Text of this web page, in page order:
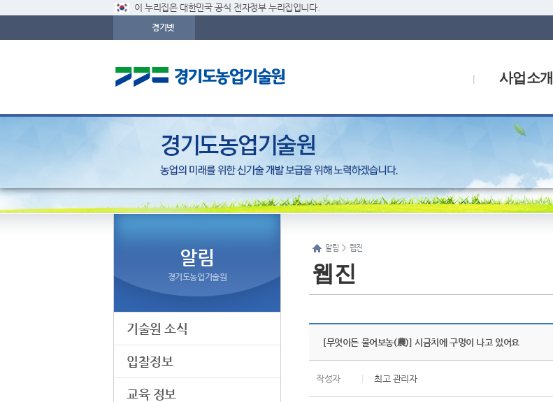
이 누리집은 대한민국 공식 전자정부 누리집입니다.
경기넷
사업소개
알림 > 웹진
웹진
[무엇이든 물어보농(農)] 시금치에 구멍이 나고 있어요
작성자 최고 관리자
경기도농업기술원
알림
기술원 소식
입찰정보
교육 정보